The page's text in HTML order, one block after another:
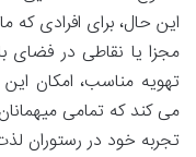
این حال، برای افرادی
مجزا یا نقاطی در فضای
تهویه مناسب، امکان
می کند که تمامی
تجربه خود در رستوران